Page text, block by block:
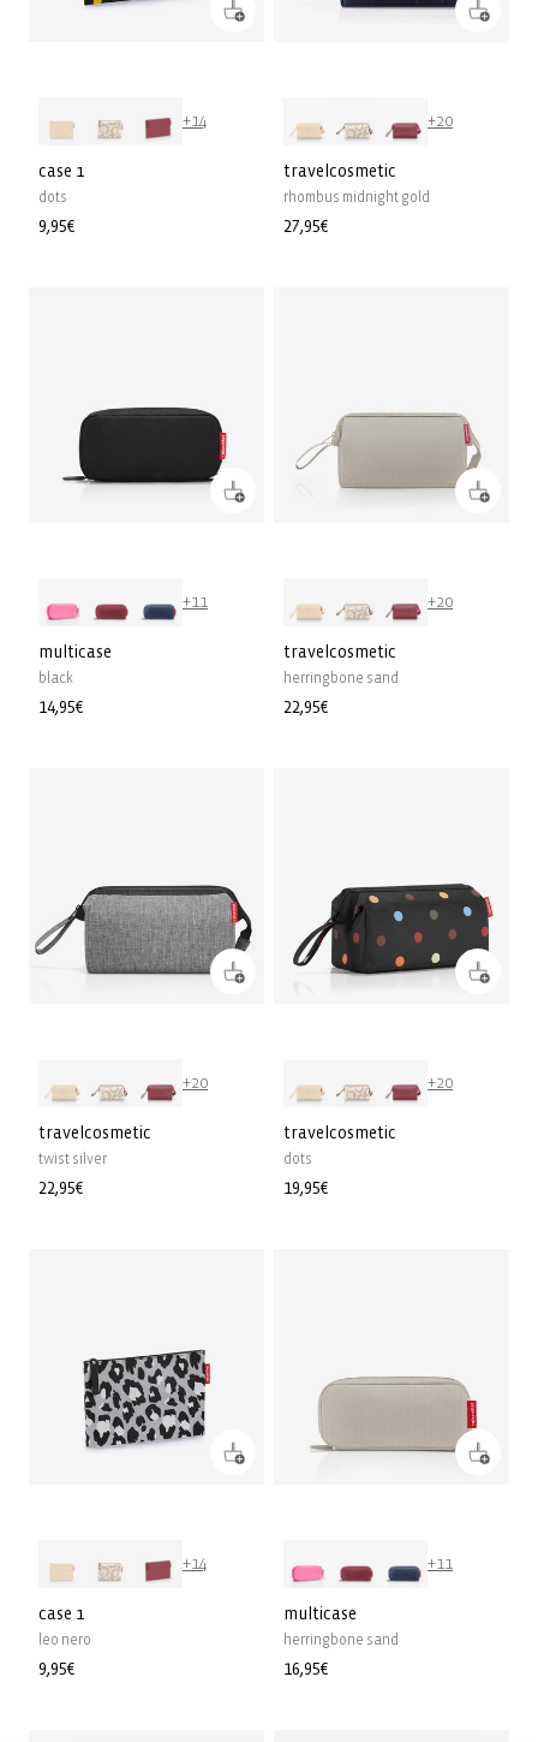
+14
case 1
dots
Prix
9,95€
+20
travelcosmetic
rhombus midnight gold
Prix
27,95€
+11
multicase
black
Prix
14,95€
+20
travelcosmetic
herringbone sand
Prix
22,95€
+20
travelcosmetic
twist silver
Prix
22,95€
+20
travelcosmetic
dots
Prix
19,95€
+14
case 1
leo nero
Prix
9,95€
+11
multicase
herringbone sand
Prix
16,95€